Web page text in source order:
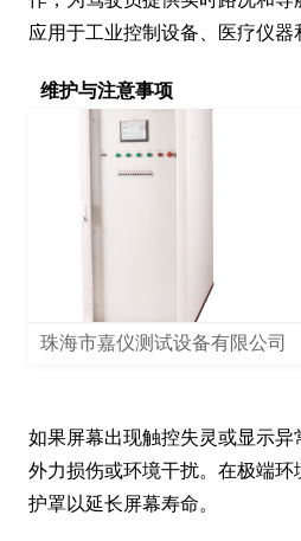
应用于工业控制设备、医疗仪器
维护与注意事项
珠海市嘉仪测试设备有限公司
如果屏幕出现触控失灵或显示异
外力损伤或环境干扰。在极端
护罩以延长屏幕寿命。